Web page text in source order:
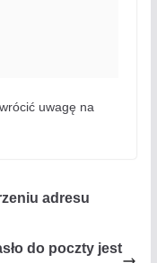
uwagę na
adresu
do poczty jest